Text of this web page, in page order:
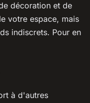
décoration et de
votre espace, mais
indiscrets. Pour en
à d'autres